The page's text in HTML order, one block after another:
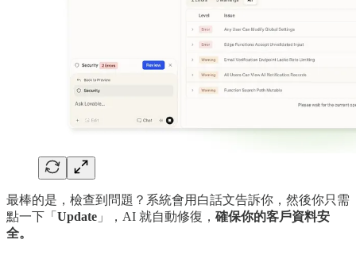
最棒的是，檢查到問題？系統會用白話文告訴你，然後你只需
點一下「 Update 」，AI 就自動修復， 確保你的客戶資料安
全。